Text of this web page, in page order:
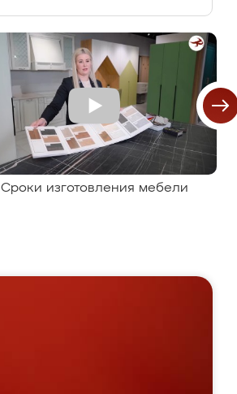
Сроки изготовления мебели